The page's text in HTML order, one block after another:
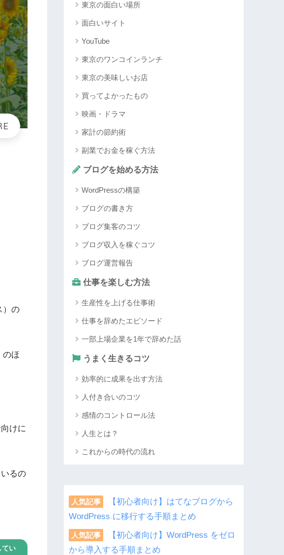
）の
のほ
けに
いるの
てい
東京の面白い場所
面白いサイト
YouTube
東京のワンコインランチ
東京の美味しいお店
買ってよかったもの
映画・ドラマ
家計の節約術
副業でお金を稼ぐ方法
ブログを始める方法
WordPressの構築
ブログの書き方
ブログ集客のコツ
ブログ収入を稼ぐコツ
ブログ運営報告
仕事を楽しむ方法
生産性を上げる仕事術
仕事を辞めたエピソード
一部上場企業を1年で辞めた話
うまく生きるコツ
効率的に成果を出す方法
人付き合いのコツ
感情のコントロール法
人生とは？
これからの時代の流れ
人気記事
【初心者向け】はてなブログから
WordPress に移行する手順まとめ
人気記事
【初心者向け】WordPress をゼロ
から導入する手順まとめ